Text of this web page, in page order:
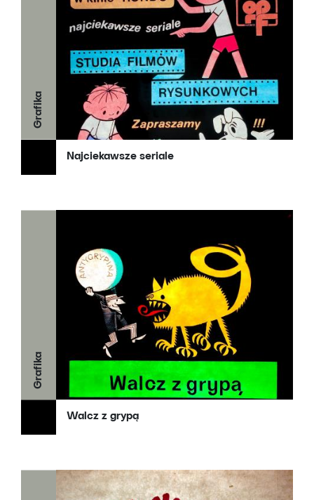
Grafika
Najciekawsze seriale
Grafika
Walcz z grypą